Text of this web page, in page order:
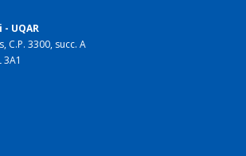
UQAR
C.P. 3300, succ. A